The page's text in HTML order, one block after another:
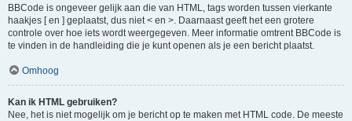
BBCode is ongeveer gelijk aan die van HTML, tags worden tussen vierkante
haakjes [ en ] geplaatst, dus niet < en >. Daarnaast geeft het een grotere
controle over hoe iets wordt weergegeven. Meer informatie omtrent BBCode is
te vinden in de handleiding die je kunt openen als je een bericht plaatst.
Omhoog
Kan ik HTML gebruiken?
Nee, het is niet mogelijk om je bericht op te maken met HTML code. De meeste